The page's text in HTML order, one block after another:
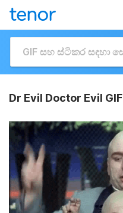
Dr Evil Doctor Evil GIF